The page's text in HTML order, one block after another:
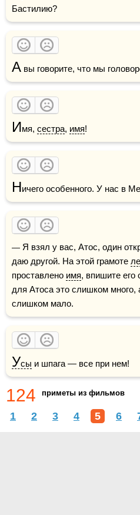
Бастилию?
А вы говорите, что мы
Имя, сестра, имя!
Ничего особенного. У нас в
— Я взял у вас, Атос, один открытый лист, а взамен его
даю другой. На этой грамоте
проставлено имя, впишите
для Атоса это слишком
слишком мало.
Усы и шпага — все при нем!
124 приметы из фильмов
1 2 3 4 5 6